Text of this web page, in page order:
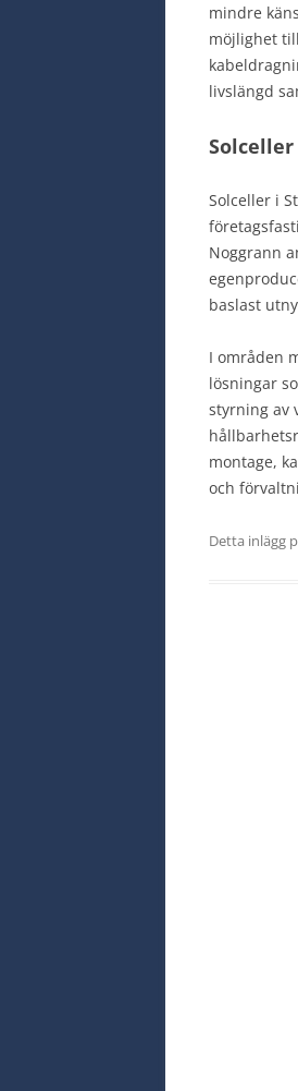
mindre
möjlighet
livslängd
Solceller i
Noggrann
baslast
I områden
lösningar
styrning av
montage,
och
Detta inlägg